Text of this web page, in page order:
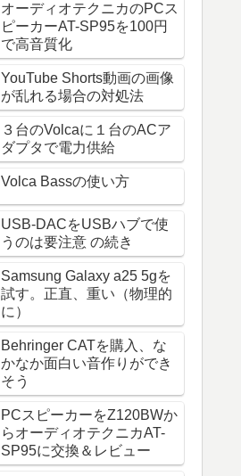
オーディオテクニカのPCス
ピーカーAT-SP95を100円
で高音質化
YouTube Shorts動画の画像
が乱れる場合の対処法
３台のVolcaに１台のACア
ダプタで電力供給
Volca Bassの使い方
USB-DACをUSBハブで使
うのは要注意 の続き
Samsung Galaxy a25 5gを
試す。正直、重い（物理的
に）
Behringer CATを購入、な
かなか面白い音作りができ
そう
PCスピーカーをZ120BWか
らオーディオテクニカAT-
SP95に交換＆レビュー